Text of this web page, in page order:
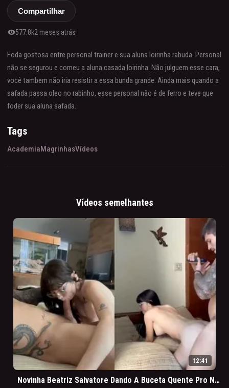
Compartilhar
visibility577.8k2 meses atrás
Foda gostosa entre personal trainer e sua aluna loirinha rabuda. Personal
não se segurou e comeu a aluna casada loirinha. Não julguem esse cara,
você tambem não iria resistir a essa bunda grande. Ainda mais quando a
safada passa oleo no rabinho, esse personal não é de ferro e teve que
foder sua aluna safada.
Tags
AcademiaMagrinhasVídeos
Vídeos semelhantes
12:41
Novinha Beatriz Salvatore Dando A Buceta Quente Pro Namorado